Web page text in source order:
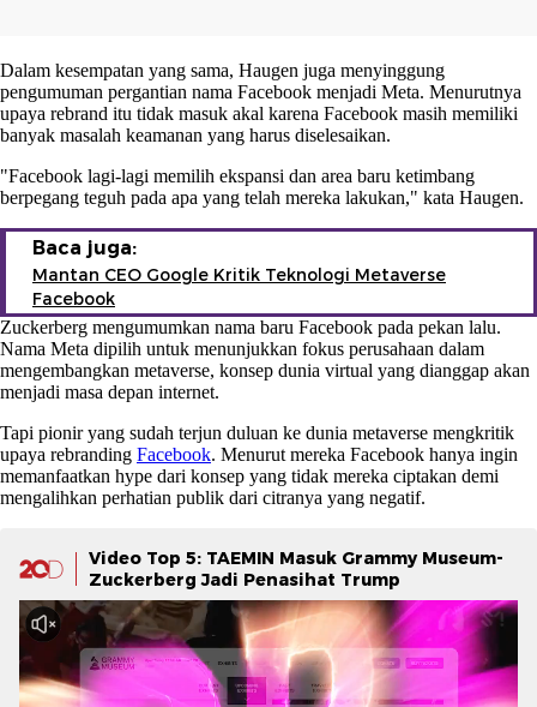
Dalam kesempatan yang sama, Haugen juga menyinggung
pengumuman pergantian nama Facebook menjadi Meta. Menurutnya
upaya rebrand itu tidak masuk akal karena Facebook masih memiliki
banyak masalah keamanan yang harus diselesaikan.
"Facebook lagi-lagi memilih ekspansi dan area baru ketimbang
berpegang teguh pada apa yang telah mereka lakukan," kata Haugen.
Baca juga:
Mantan CEO Google Kritik Teknologi Metaverse
Facebook
Zuckerberg mengumumkan nama baru Facebook pada pekan lalu.
Nama Meta dipilih untuk menunjukkan fokus perusahaan dalam
mengembangkan metaverse, konsep dunia virtual yang dianggap akan
menjadi masa depan internet.
Tapi pionir yang sudah terjun duluan ke dunia metaverse mengkritik
upaya rebranding Facebook. Menurut mereka Facebook hanya ingin
memanfaatkan hype dari konsep yang tidak mereka ciptakan demi
mengalihkan perhatian publik dari citranya yang negatif.
Video Top 5: TAEMIN Masuk Grammy Museum-
Zuckerberg Jadi Penasihat Trump